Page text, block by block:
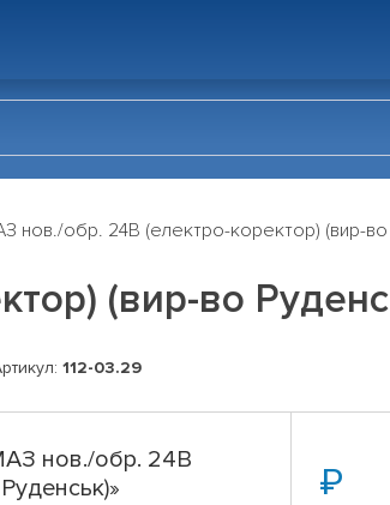
нов./обр. 24В (електро-коректор) (вир-во
(вир-во
112-03.29
нов./обр. 24В